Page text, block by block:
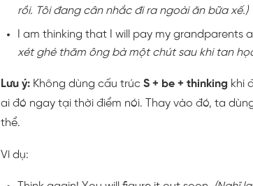
rồi. Tôi đang cân nhắc đi ra ngoài ăn bữa xế.)
I am thinking that I will pay my grandparents
xét ghé thăm ông bà một chút sau khi tan
Lưu ý: Không dùng cấu trúc S + be + thinking khi
ai đó ngay tại thời điểm nói. Thay vào đó, ta
thể.
Ví dụ: